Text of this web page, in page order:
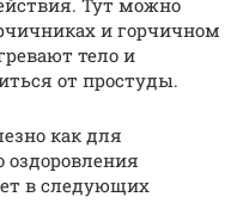
Тут можно
и горчичном
тело и
от простуды.
как для
оздоровления
в следующих